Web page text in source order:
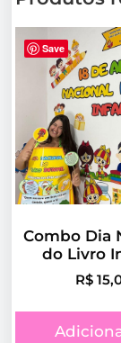
Save
Combo Dia
do Livro
R$